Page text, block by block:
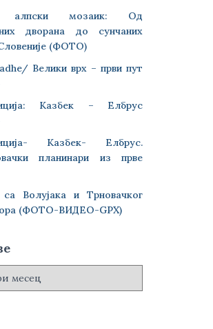
алпски мозаик: Од
дворана до сунчаних
(ФОТО)
Велики врх – први пут
Казбек – Елбрус
Казбек- Елбрус.
планинари из прве
Волујака и Трновачког
(ФОТО-ВИДЕО-GPX)